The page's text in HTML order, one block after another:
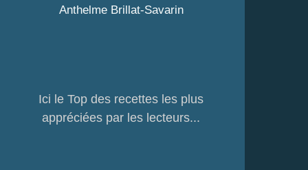
Anthelme Brillat-Savarin
Ici le Top des recettes les plus
appréciées par les lecteurs...